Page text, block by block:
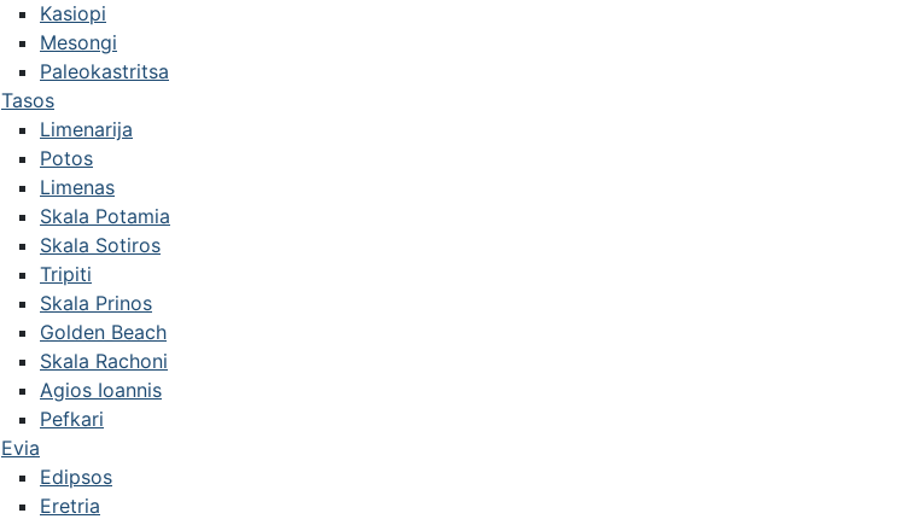
Kasiopi
Mesongi
Paleokastritsa
Tasos
Limenarija
Potos
Limenas
Skala Potamia
Skala Sotiros
Tripiti
Skala Prinos
Golden Beach
Skala Rachoni
Agios Ioannis
Pefkari
Evia
Edipsos
Eretria